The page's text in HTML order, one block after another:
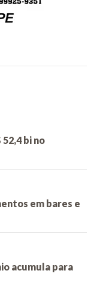
bi no
em bares e
acumula para